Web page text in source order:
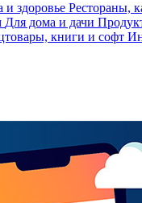
и здоровье Рестораны,
Для дома и дачи
книги и софт